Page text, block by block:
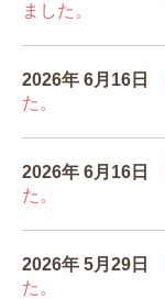
ました。
2026年 6月16 日
た。
2026年 6月16 日
た。
2026年 5月29 日
た。